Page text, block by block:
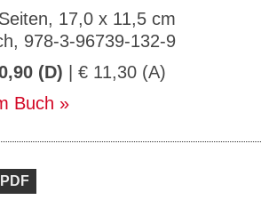
17,0 x 11,5 cm
978-3-96739-132-9
(D) | € 11,30 (A)
Buch
PDF